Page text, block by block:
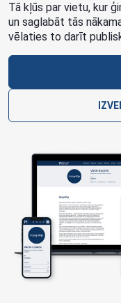
Tā kļūs par vietu, kur
un saglabāt tās
vēlaties to darīt